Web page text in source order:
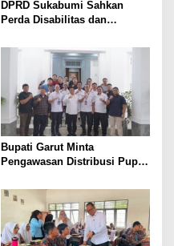
DPRD Sukabumi Sahkan
Perda Disabilitas dan
PPAS 2026
Bupati Garut Minta
Pengawasan Distribusi Pupuk
Pendaftaran RDKK
Dioptimalkan